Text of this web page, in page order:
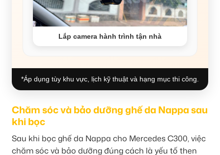
Lắp camera hành trình tận nhà
*Áp dụng tùy khu vực, lịch kỹ thuật và hạng mục thi công.
Chăm sóc và bảo dưỡng ghế da Nappa sau
khi bọc
Sau khi bọc ghế da Nappa cho Mercedes C300, việc
chăm sóc và bảo dưỡng đúng cách là yếu tố then